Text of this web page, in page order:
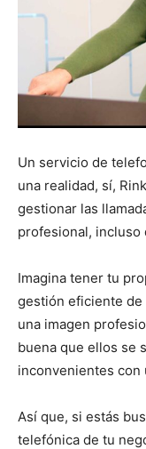
Un servicio de
una realidad, sí,
gestionar las
profesional,
Imagina tener tu
gestión eficiente de
una imagen
buena que ellos se
inconvenientes con
Así que, si estás
telefónica de tu